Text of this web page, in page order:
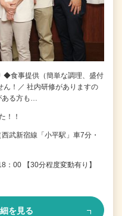
◆食事提供（簡単な調理、盛付
ん！／ 社内研修がありますの
ある方も…
！！
武新宿線「小平駅」車7分・
00 【30分程度変動有り】
を見る